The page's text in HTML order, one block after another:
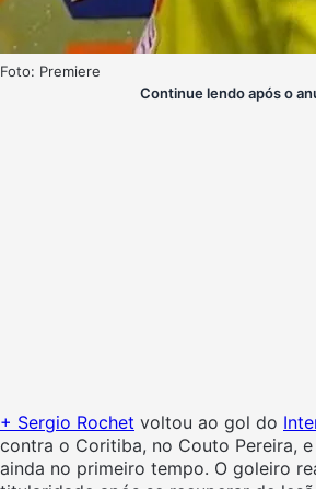
Foto: Premiere
Continue lendo após o
+ Sergio Rochet voltou ao gol do
contra o Coritiba, no Couto Pereira,
ainda no primeiro tempo. O goleiro